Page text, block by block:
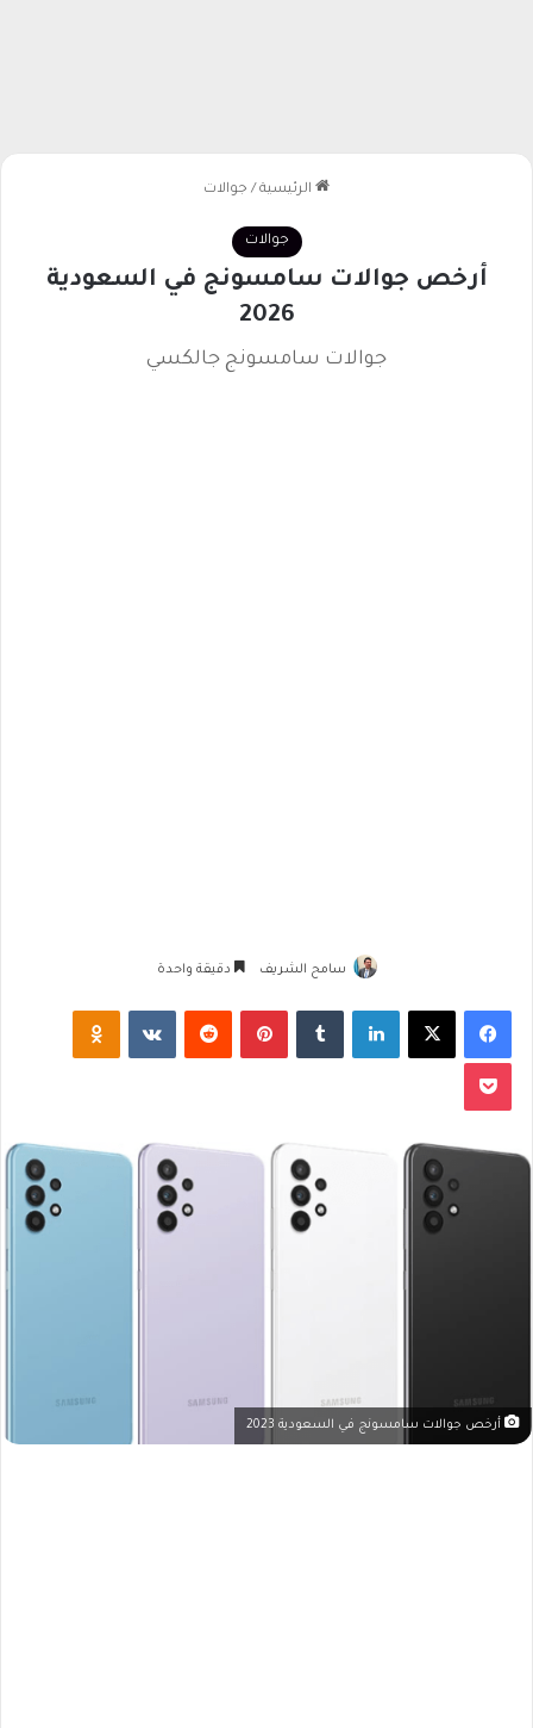
الرئيسية / جوالات
جوالات
أرخص جوالات سامسونج في السعودية
2026
جوالات سامسونج جالكسي
سامح الشريف دقيقة واحدة
فيسبوك لينكدإن بينتيريست
أرخص جوالات سامسونج في السعودية 2023